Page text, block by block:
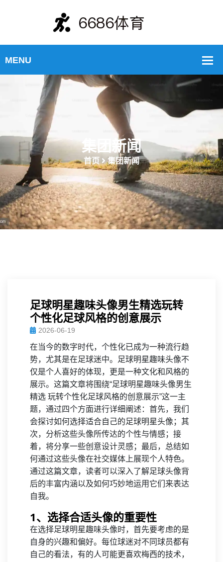
集团新闻
首页 集团新闻
足球明星趣味头像男生精选玩转
个性化足球风格的创意展示
2026-06-19
在当今的数字时代，个性化已成为一种流行趋
势，尤其是在足球迷中。足球明星趣味头像不
仅是个人喜好的体现，更是一种文化和风格的
展示。这篇文章将围绕“足球明星趣味头像男生
精选 玩转个性化足球风格的创意展示”这一主
题，通过四个方面进行详细阐述：首先，我们
会探讨如何选择适合自己的足球明星头像；其
次，分析这些头像所传达的个性与情感；接
着，将分享一些创意设计灵感；最后，总结如
何通过这些头像在社交媒体上展现个人特色。
通过这篇文章，读者可以深入了解足球头像背
后的丰富内涵以及如何巧妙地运用它们来表达
自我。
1、选择合适头像的重要性
在选择足球明星趣味头像时，首先要考虑的是
自身的兴趣和偏好。每位球迷对不同球员都有
自己的看法，有的人可能更喜欢梅西的技术，